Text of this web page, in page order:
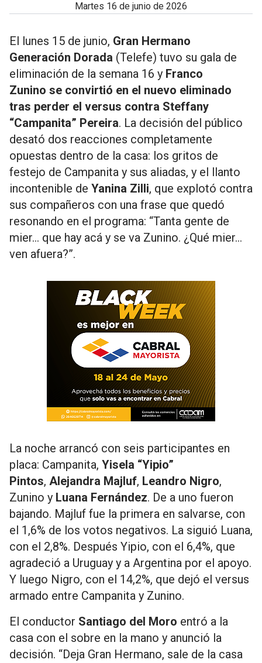
martes 16 de junio de 2026
El lunes 15 de junio, Gran Hermano
Generación Dorada (Telefe) tuvo su gala de
eliminación de la semana 16 y Franco
Zunino se convirtió en el nuevo eliminado
tras perder el versus contra Steffany
“Campanita” Pereira. La decisión del público
desató dos reacciones completamente
opuestas dentro de la casa: los gritos de
festejo de Campanita y sus aliadas, y el llanto
incontenible de Yanina Zilli, que explotó contra
sus compañeros con una frase que quedó
resonando en el programa: “Tanta gente de
mier... que hay acá y se va Zunino. ¿Qué mier...
ven afuera?”.
La noche arrancó con seis participantes en
placa: Campanita, Yisela “Yipio”
Pintos, Alejandra Majluf, Leandro Nigro,
Zunino y Luana Fernández. De a uno fueron
bajando. Majluf fue la primera en salvarse, con
el 1,6% de los votos negativos. La siguió Luana,
con el 2,8%. Después Yipio, con el 6,4%, que
agradeció a Uruguay y a Argentina por el apoyo.
Y luego Nigro, con el 14,2%, que dejó el versus
armado entre Campanita y Zunino.
El conductor Santiago del Moro entró a la
casa con el sobre en la mano y anunció la
decisión. “Deja Gran Hermano, sale de la casa